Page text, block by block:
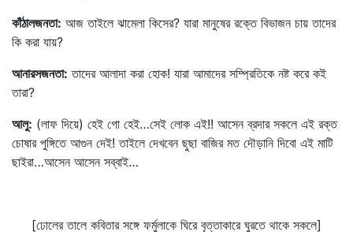
কাঁঠালজনতা: আজ তাইলে ঝামেলা কিসের? যারা মানুষের রক্তে বিভাজন চায় তাদের
কি করা যায়?
আনারসজনতা: তাদের আলাদা করা হোক! যারা আমাদের সম্প্রিতিকে নষ্ট করে কই
তারা?
আলু: (লাফ দিয়ে) হেই গো হেই…সেই লোক এই!! আসেন ব্রদার সকলে এই রক্ত
চোষার পুঙ্গিতে আগুন দেই! তাইলে দেখবেন ছুছা বাজির মত দৌড়ানি দিবো এই মাটি
ছাইরা…আসেন আসেন সব্বাই…
[ঢোলের তালে কবিতার সঙ্গে ফর্মুলাকে ঘিরে বৃত্তাকারে ঘুরতে থাকে সকলে]